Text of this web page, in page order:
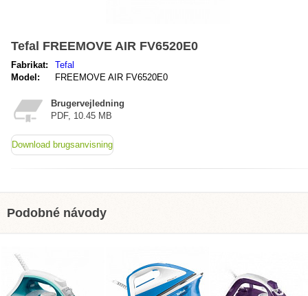
Tefal FREEMOVE AIR FV6520E0
Fabrikat:
Tefal
Model:
FREEMOVE AIR FV6520E0
Brugervejledning
PDF, 10.45 MB
Download brugsanvisning
Podobné návody